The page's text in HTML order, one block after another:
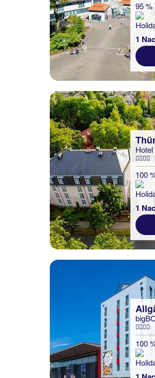
95 %
1
100
1
100